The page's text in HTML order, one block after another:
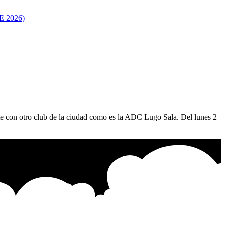
2026)
con otro club de la ciudad como es la ADC Lugo Sala. Del lunes 2